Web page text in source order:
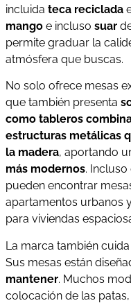
incluida teca reciclada
mango e incluso suar
permite graduar la
atmósfera que buscas.
No solo ofrece mesas
que también presenta
como tableros
estructuras metálicas
la madera, aportando
más modernos.
pueden encontrar
apartamentos urbanos
para viviendas
La marca también
Sus mesas están
mantener. Muchos
colocación de las